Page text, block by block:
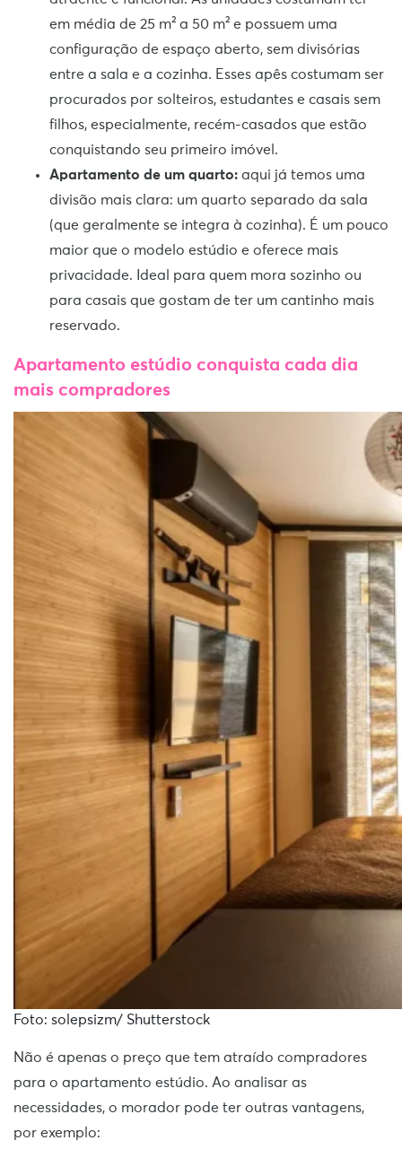
em média de 25 m² a 50 m² e possuem uma
configuração de espaço aberto, sem divisórias
entre a sala e a cozinha. Esses apês costumam ser
procurados por solteiros, estudantes e casais sem
filhos, especialmente, recém-casados que estão
conquistando seu primeiro imóvel.
Apartamento de um quarto: aqui já temos uma
divisão mais clara: um quarto separado da sala
(que geralmente se integra à cozinha). É um pouco
maior que o modelo estúdio e oferece mais
privacidade. Ideal para quem mora sozinho ou
para casais que gostam de ter um cantinho mais
reservado.
Apartamento estúdio conquista cada dia
mais compradores
Foto: solepsizm/ Shutterstock
Não é apenas o preço que tem atraído compradores
para o apartamento estúdio. Ao analisar as
necessidades, o morador pode ter outras vantagens,
por exemplo: